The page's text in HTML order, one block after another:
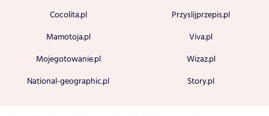
Cocolita.pl
Mamotoja.pl
Mojegotowanie.pl
National-geographic.pl
Przyslijprzepis.pl
Viva.pl
Wizaz.pl
Story.pl